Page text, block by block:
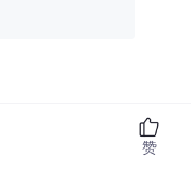
赞